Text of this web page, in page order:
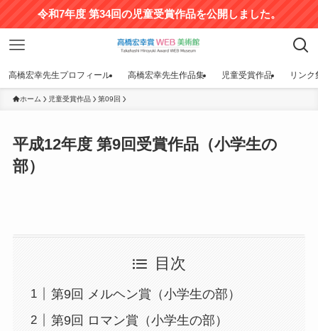
令和7年度 第34回の児童受賞作品を公開しました。
高橋宏幸先生プロフィール 高橋宏幸先生作品集 児童受賞作品 リンク
ホーム 児童受賞作品 第09回
平成12年度 第9回受賞作品（小学生の
部）
目次
第9回 メルヘン賞（小学生の部）
第9回 ロマン賞（小学生の部）